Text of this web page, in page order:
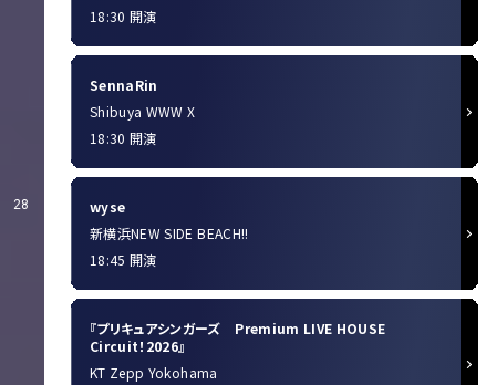
28
18:30 開演
SennaRin
Shibuya WWW X
18:30 開演
wyse
新横浜NEW SIDE BEACH!!
18:45 開演
『プリキュアシンガーズ Premium LIVE HOUSE
Circuit！2026』
KT Zepp Yokohama